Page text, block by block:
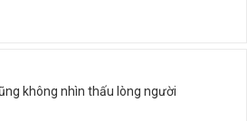
không nhìn thấu lòng người